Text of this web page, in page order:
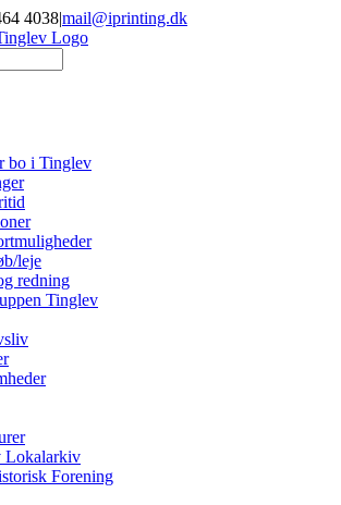
4038|mail@iprinting.dk
bo i Tinglev
leje
redning
Tinglev
Lokalarkiv
Forening